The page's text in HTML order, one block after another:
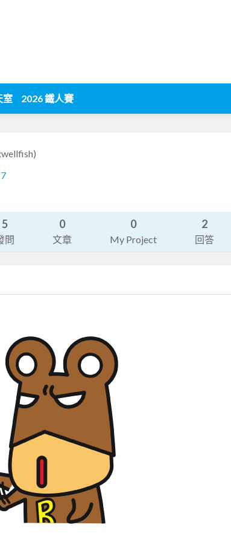
室 2026 鐵人賽
5
問
0
文章
0
My Project
2
回答